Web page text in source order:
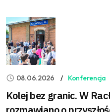
08.06.2026 Konferencja
Kolej bez granic. W